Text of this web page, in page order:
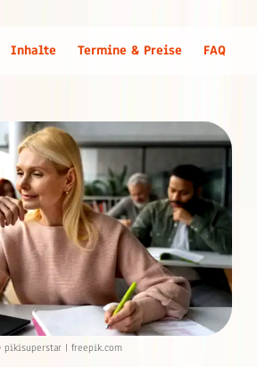
Inhalte Termine & Preise FAQ
pikisuperstar | freepik.com